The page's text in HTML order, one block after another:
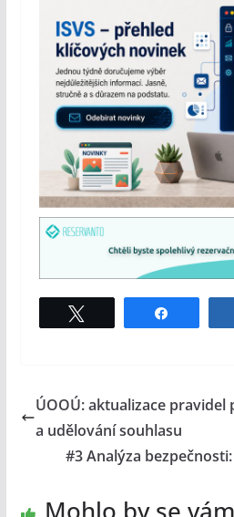
ÚOOÚ: aktualizace pravidel
a udělování souhlasu
#3 Analýza